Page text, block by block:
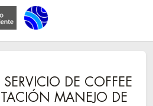
DE COFFEE
MANEJO DE